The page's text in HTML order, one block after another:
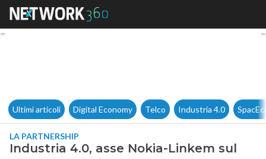
Industria 4.0, asse Nokia-
Ultimi articoli Digital Economy Telco Industria 4.0
LA PARTNERSHIP
Industria 4.0, asse Nokia-Linkem sul